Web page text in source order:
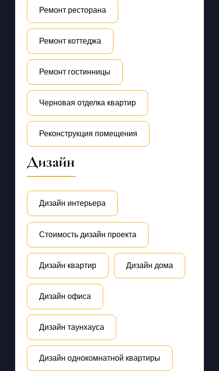
Ремонт ресторана
Ремонт коттеджа
Ремонт гостинницы
Черновая отделка квартир
Реконструкция помещения
Дизайн
Дизайн интерьера
Стоимость дизайн проекта
Дизайн квартир Дизайн дома
Дизайн офиса
Дизайн таунхауса
Дизайн однокомнатной квартиры